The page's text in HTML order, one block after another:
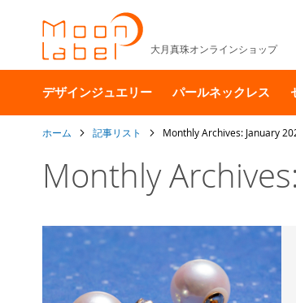
大月真珠オンラインショップ
デザインジュエリー パールネックレス
ホーム 記事リスト Monthly Archives: January
Monthly